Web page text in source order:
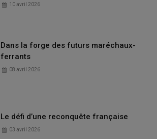
10 avril 2026
Dans la forge des futurs maréchaux-
ferrants
08 avril 2026
Le défi d’une reconquête française
03 avril 2026